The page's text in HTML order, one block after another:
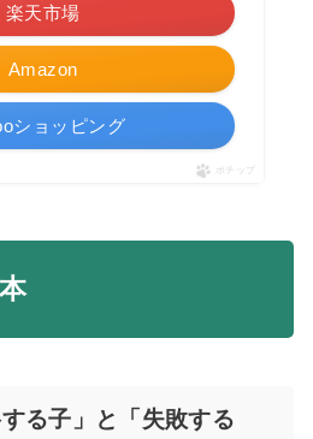
Amazon
楽天市場
ショッピング
ポチップ
る子」と「失敗する